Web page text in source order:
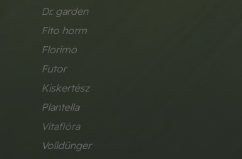
dr. garden
fito horm
florimo
futor
kiskertész
plantella
vitaflóra
volldünger